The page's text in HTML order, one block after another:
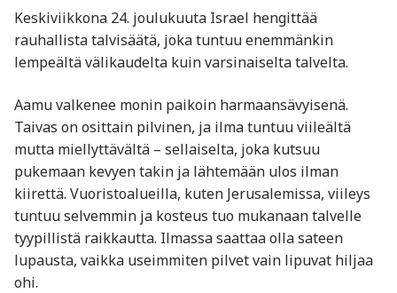
Keskiviikkona 24. joulukuuta Israel hengittää
rauhallista talvisäätä, joka tuntuu enemmänkin
lempeältä välikaudelta kuin varsinaiselta talvelta.
Aamu valkenee monin paikoin harmaansävyisenä.
Taivas on osittain pilvinen, ja ilma tuntuu viileältä
mutta miellyttävältä – sellaiselta, joka kutsuu
pukemaan kevyen takin ja lähtemään ulos ilman
kiirettä. Vuoristoalueilla, kuten Jerusalemissa, viileys
tuntuu selvemmin ja kosteus tuo mukanaan talvelle
tyypillistä raikkautta. Ilmassa saattaa olla sateen
lupausta, vaikka useimmiten pilvet vain lipuvat hiljaa
ohi.